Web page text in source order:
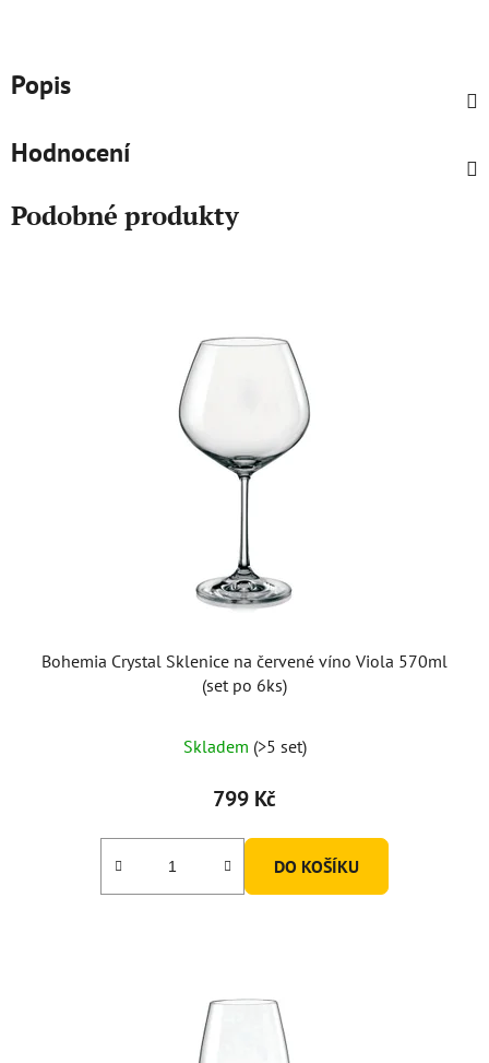
Popis
Hodnocení
Podobné produkty
Bohemia Crystal Sklenice na červené víno Viola 570ml
(set po 6ks)
Skladem (>5 set)
799 Kč
DO KOŠÍKU